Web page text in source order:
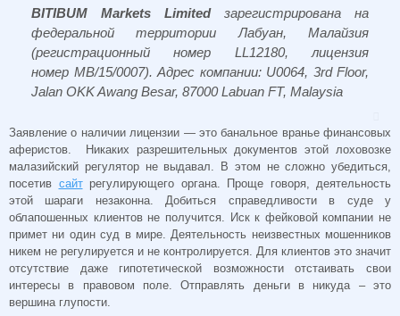
BITIBUM Markets Limitedзарегистрирована на
федеральной территории Лабуан, Малайзия
(регистрационный номер LL12180, лицензия
номер MB/15/0007). Адрес компании: U0064, 3rd Floor,
Jalan OKK Awang Besar, 87000 Labuan FT, Malaysia
Заявление о наличии лицензии — это банальное вранье финансовых
аферистов. Никаких разрешительных документов этой лоховозке
малазийский регулятор не выдавал. В этом не сложно убедиться,
посетив сайтрегулирующего органа. Проще говоря, деятельность
этой шараги незаконна. Добиться справедливости в суде у
облапошенных клиентов не получится. Иск к фейковой компании не
примет ни один суд в мире. Деятельность неизвестных мошенников
никем не регулируется и не контролируется. Для клиентов это значит
отсутствие даже гипотетической возможности отстаивать свои
интересы в правовом поле. Отправлять деньги в никуда – это
вершина глупости.